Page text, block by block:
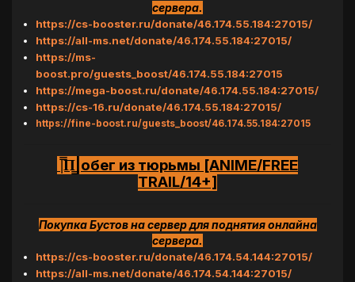
сервера.
https://cs-booster.ru/donate/46.174.55.184:27015/
https://all-ms.net/donate/46.174.55.184:27015/
https://ms-
boost.pro/guests_boost/46.174.55.184:27015
https://mega-boost.ru/donate/46.174.55.184:27015/
https://cs-16.ru/donate/46.174.55.184:27015/
https://fine-boost.ru/guests_boost/46.174.55.184:27015
|̿П͇|обег из тюрьмы [ANIME/FREE
TRAIL/14+]
Покупка Бустов на сервер для поднятия онлайна
сервера.
https://cs-booster.ru/donate/46.174.54.144:27015/
https://all-ms.net/donate/46.174.54.144:27015/